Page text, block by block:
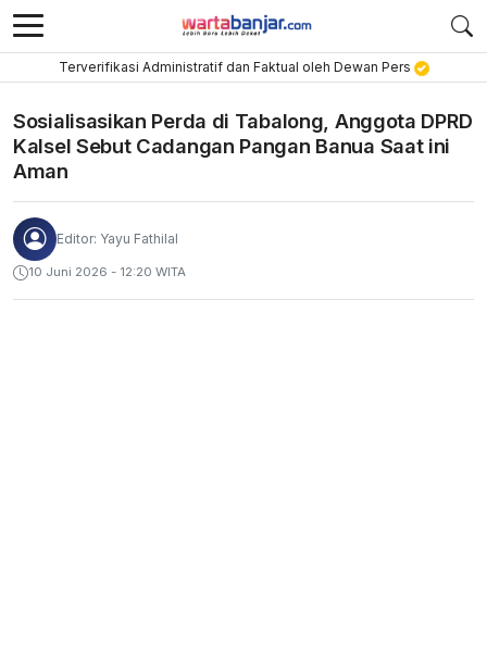
Terverifikasi Administratif dan Faktual oleh Dewan Pers
Sosialisasikan Perda di Tabalong, Anggota DPRD
Kalsel Sebut Cadangan Pangan Banua Saat ini
Aman
Editor: Yayu Fathilal
10 Juni 2026 - 12:20 WITA